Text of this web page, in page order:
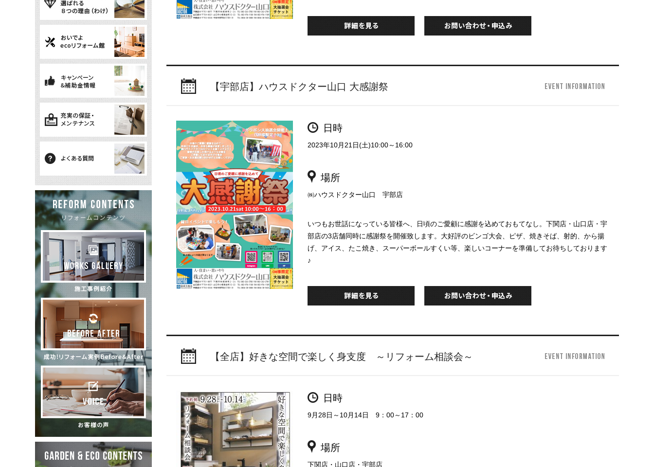
【宇部店】ハウスドクター山口 大感謝祭
日時
2023年10月21日(土)10:00～16:00
場所
㈱ハウスドクター山口 宇部店
いつもお世話になっている皆様へ、日頃のご愛顧に感謝を込めておもてなし。下関店・山口店・宇
部店の3店舗同時に感謝祭を開催致します。大好評のビンゴ大会、ピザ、焼きそば、射的、から揚
げ、アイス、たこ焼き、スーパーボールすくい等、楽しいコーナーを準備してお待ちしております
♪
【全店】好きな空間で楽しく身支度 ～リフォーム相談会～
日時
9月28日～10月14日 9：00～17：00
場所
下関店・山口店・宇部店